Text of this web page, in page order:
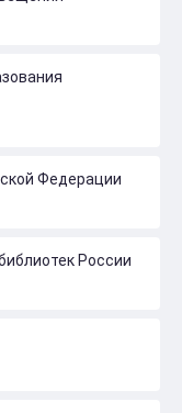
Федерации
России